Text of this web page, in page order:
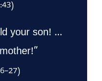
your son! …